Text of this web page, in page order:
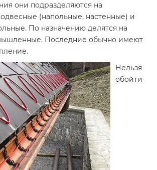
они подразделяются на
(напольные, настенные) и
По назначению делятся на
Последние обычно имеют
Нельзя
обойти